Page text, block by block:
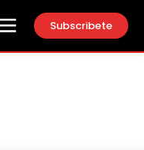
Subscribete